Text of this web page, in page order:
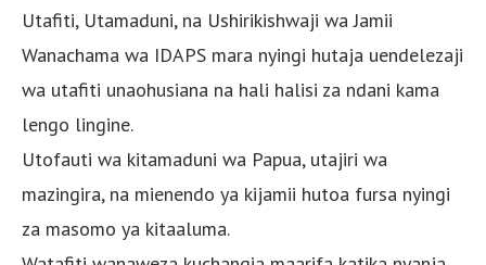
Utafiti, Utamaduni, na Ushirikishwaji wa Jamii
Wanachama wa IDAPS mara nyingi hutaja uendelezaji
wa utafiti unaohusiana na hali halisi za ndani kama
lengo lingine.
Utofauti wa kitamaduni wa Papua, utajiri wa
mazingira, na mienendo ya kijamii hutoa fursa nyingi
za masomo ya kitaaluma.